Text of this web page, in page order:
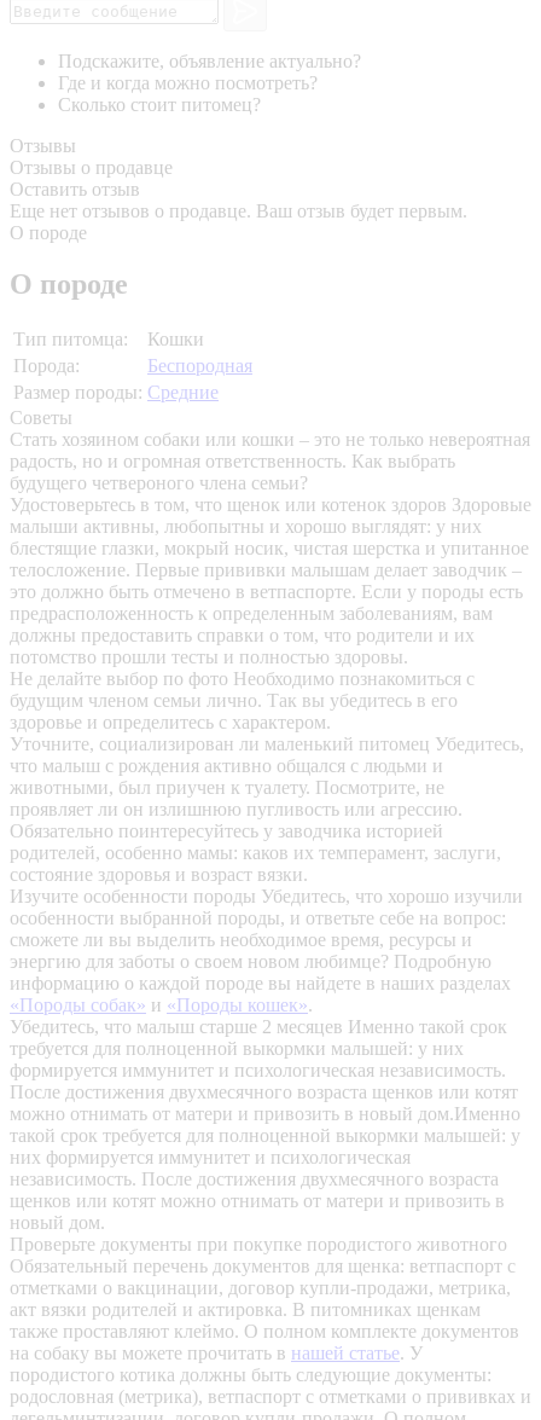
Подскажите, объявление актуально?
Где и когда можно посмотреть?
Сколько стоит питомец?
Отзывы
Отзывы о продавце
Оставить отзыв
Еще нет отзывов о продавце. Ваш отзыв будет первым.
О породе
О породе
Тип питомца:
Кошки
Порода:
Беспородная
Размер породы: Средние
Советы
Стать хозяином собаки или кошки – это не только невероятная
радость, но и огромная ответственность. Как выбрать
будущего четвероного члена семьи?
Удостоверьтесь в том, что щенок или котенок здоров Здоровые
малыши активны, любопытны и хорошо выглядят: у них
блестящие глазки, мокрый носик, чистая шерстка и упитанное
телосложение. Первые прививки малышам делает заводчик –
это должно быть отмечено в ветпаспорте. Если у породы есть
предрасположенность к определенным заболеваниям, вам
должны предоставить справки о том, что родители и их
потомство прошли тесты и полностью здоровы.
Не делайте выбор по фото Необходимо познакомиться с
будущим членом семьи лично. Так вы убедитесь в его
здоровье и определитесь с характером.
Уточните, социализирован ли маленький питомец Убедитесь,
что малыш с рождения активно общался с людьми и
животными, был приучен к туалету. Посмотрите, не
проявляет ли он излишнюю пугливость или агрессию.
Обязательно поинтересуйтесь у заводчика историей
родителей, особенно мамы: каков их темперамент, заслуги,
состояние здоровья и возраст вязки.
Изучите особенности породы Убедитесь, что хорошо изучили
особенности выбранной породы, и ответьте себе на вопрос:
сможете ли вы выделить необходимое время, ресурсы и
энергию для заботы о своем новом любимце? Подробную
информацию о каждой породе вы найдете в наших разделах
«Породы собак» и «Породы кошек».
Убедитесь, что малыш старше 2 месяцев Именно такой срок
требуется для полноценной выкормки малышей: у них
формируется иммунитет и психологическая независимость.
После достижения двухмесячного возраста щенков или котят
можно отнимать от матери и привозить в новый дом.Именно
такой срок требуется для полноценной выкормки малышей: у
них формируется иммунитет и психологическая
независимость. После достижения двухмесячного возраста
щенков или котят можно отнимать от матери и привозить в
новый дом.
Проверьте документы при покупке породистого животного
Обязательный перечень документов для щенка: ветпаспорт с
отметками о вакцинации, договор купли-продажи, метрика,
акт вязки родителей и актировка. В питомниках щенкам
также проставляют клеймо. О полном комплекте документов
на собаку вы можете прочитать в нашей статье. У
породистого котика должны быть следующие документы:
родословная (метрика), ветпаспорт с отметками о прививках и